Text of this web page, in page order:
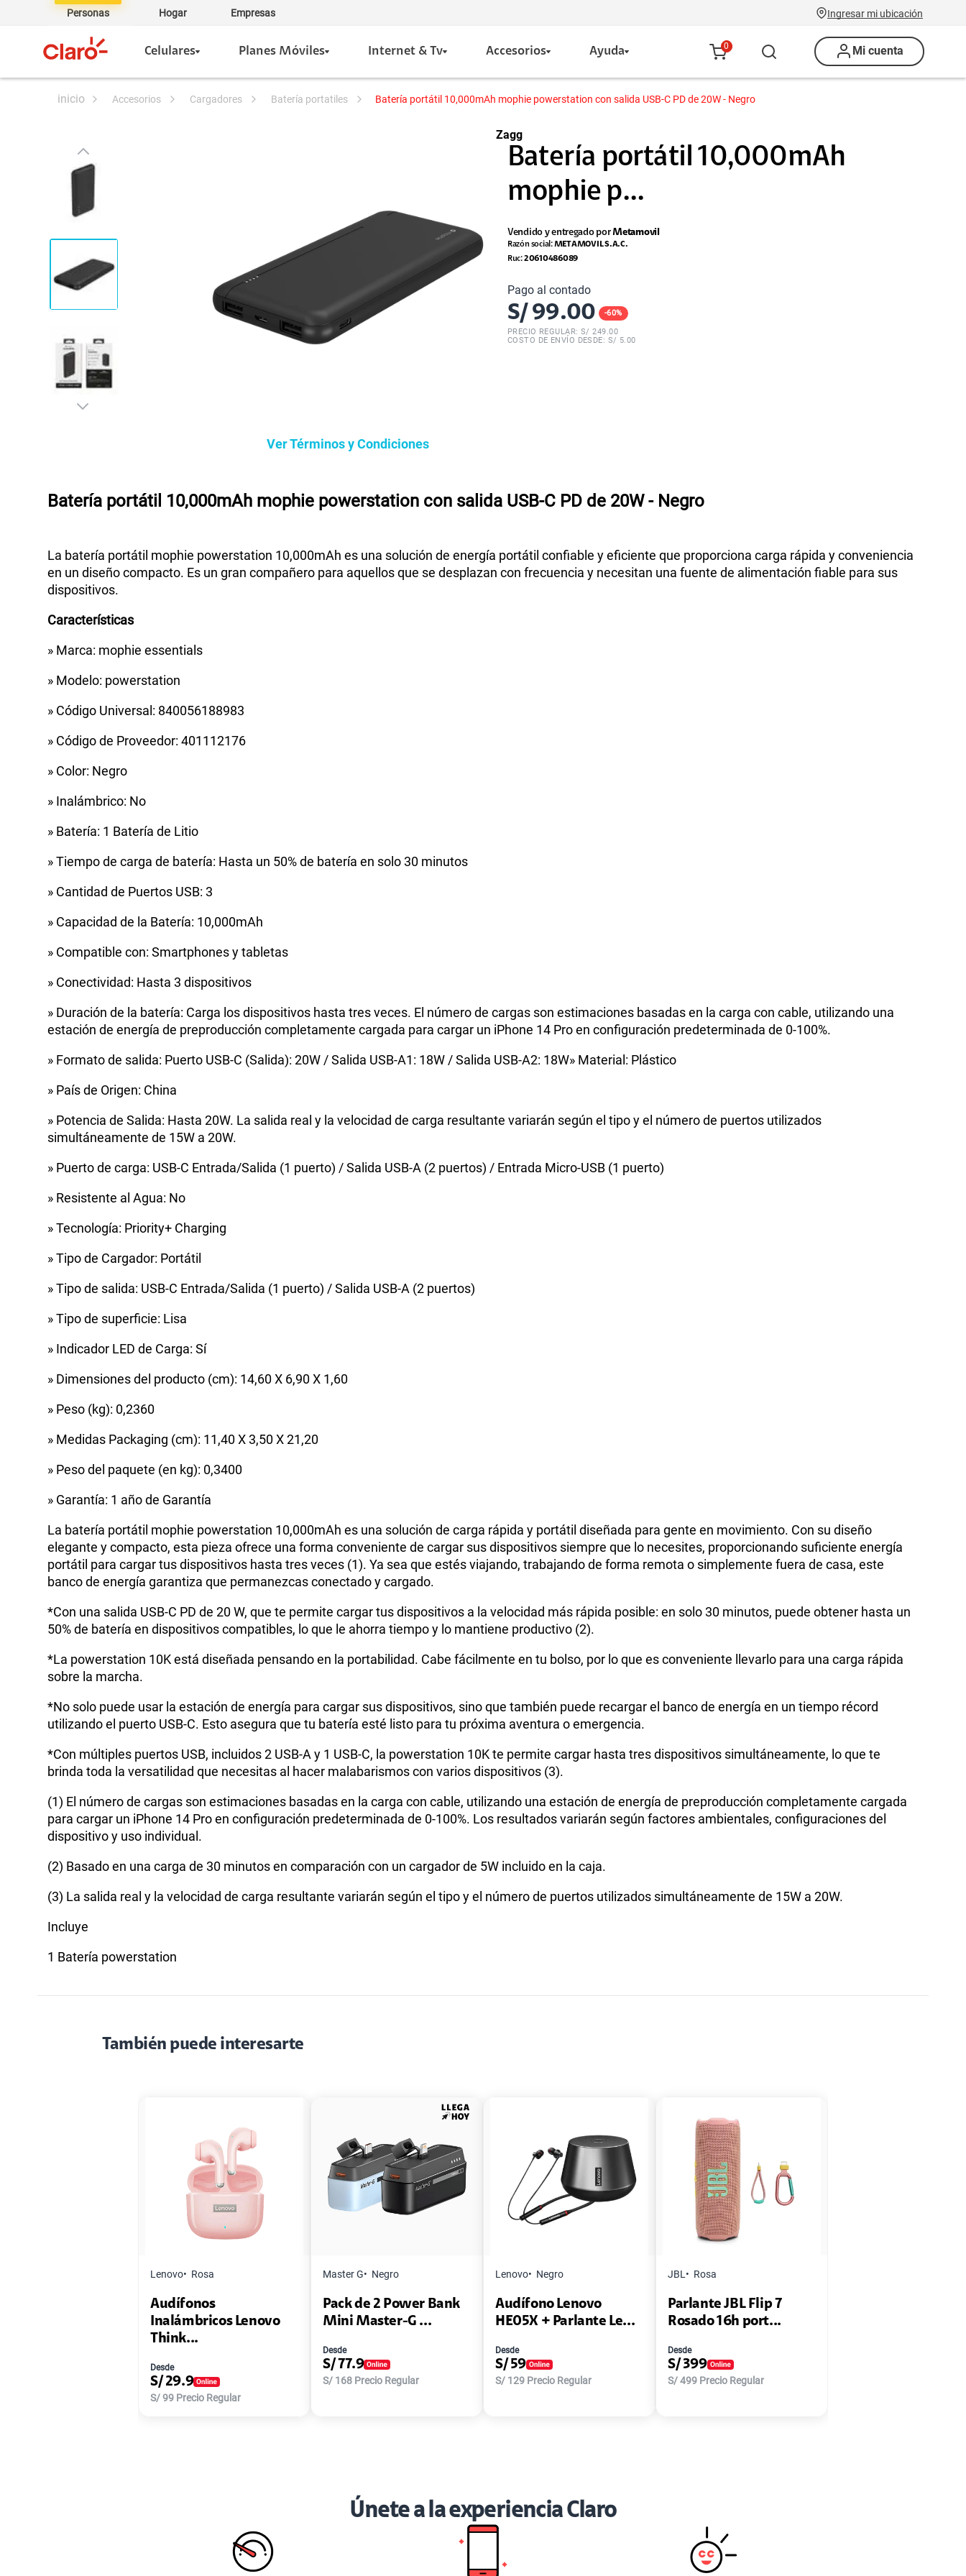
Personas Hogar Empresas Ingresar mi ubicación
Celulares Planes Móviles Internet & Tv Accesorios Ayuda 0 Mi cuenta
accesorios cargadores batería portatiles Batería portátil 10,000mAh mophie powerstation con salida USB-C PD de 20W - Negro
Ver Términos y Condiciones
Zagg
Batería portátil 10,000mAh
mophie p...
Vendido y entregado porMetamovil
Razón social:METAMOVIL S.A.C.
Ruc:20610486089
Pago al contado
S/ 99.00 -60%
PRECIO REGULAR: S/249.00
COSTO DE ENVÍO DESDE: S/ 5.00
Batería portátil 10,000mAh mophie powerstation con salida USB-C PD de 20W - Negro
La batería portátil mophie powerstation 10,000mAh es una solución de energía portátil confiable y eficiente que proporciona carga rápida y conveniencia
en un diseño compacto. Es un gran compañero para aquellos que se desplazan con frecuencia y necesitan una fuente de alimentación fiable para sus
dispositivos.
Características
» Marca: mophie essentials
» Modelo: powerstation
» Código Universal: 840056188983
» Código de Proveedor: 401112176
» Color: Negro
» Inalámbrico: No
» Batería: 1 Batería de Litio
» Tiempo de carga de batería: Hasta un 50% de batería en solo 30 minutos
» Cantidad de Puertos USB: 3
» Capacidad de la Batería: 10,000mAh
» Compatible con: Smartphones y tabletas
» Conectividad: Hasta 3 dispositivos
» Duración de la batería: Carga los dispositivos hasta tres veces. El número de cargas son estimaciones basadas en la carga con cable, utilizando una
estación de energía de preproducción completamente cargada para cargar un iPhone 14 Pro en configuración predeterminada de 0-100%.
» Formato de salida: Puerto USB-C (Salida): 20W / Salida USB-A1: 18W / Salida USB-A2: 18W» Material: Plástico
» País de Origen: China
» Potencia de Salida: Hasta 20W. La salida real y la velocidad de carga resultante variarán según el tipo y el número de puertos utilizados
simultáneamente de 15W a 20W.
» Puerto de carga: USB-C Entrada/Salida (1 puerto) / Salida USB-A (2 puertos) / Entrada Micro-USB (1 puerto)
» Resistente al Agua: No
» Tecnología: Priority+ Charging
» Tipo de Cargador: Portátil
» Tipo de salida: USB-C Entrada/Salida (1 puerto) / Salida USB-A (2 puertos)
» Tipo de superficie: Lisa
» Indicador LED de Carga: Sí
» Dimensiones del producto (cm): 14,60 X 6,90 X 1,60
» Peso (kg): 0,2360
» Medidas Packaging (cm): 11,40 X 3,50 X 21,20
» Peso del paquete (en kg): 0,3400
» Garantía: 1 año de Garantía
La batería portátil mophie powerstation 10,000mAh es una solución de carga rápida y portátil diseñada para gente en movimiento. Con su diseño
elegante y compacto, esta pieza ofrece una forma conveniente de cargar sus dispositivos siempre que lo necesites, proporcionando suficiente energía
portátil para cargar tus dispositivos hasta tres veces (1). Ya sea que estés viajando, trabajando de forma remota o simplemente fuera de casa, este
banco de energía garantiza que permanezcas conectado y cargado.
*Con una salida USB-C PD de 20 W, que te permite cargar tus dispositivos a la velocidad más rápida posible: en solo 30 minutos, puede obtener hasta un
50% de batería en dispositivos compatibles, lo que le ahorra tiempo y lo mantiene productivo (2).
*La powerstation 10K está diseñada pensando en la portabilidad. Cabe fácilmente en tu bolso, por lo que es conveniente llevarlo para una carga rápida
sobre la marcha.
*No solo puede usar la estación de energía para cargar sus dispositivos, sino que también puede recargar el banco de energía en un tiempo récord
utilizando el puerto USB-C. Esto asegura que tu batería esté listo para tu próxima aventura o emergencia.
*Con múltiples puertos USB, incluidos 2 USB-A y 1 USB-C, la powerstation 10K te permite cargar hasta tres dispositivos simultáneamente, lo que te
brinda toda la versatilidad que necesitas al hacer malabarismos con varios dispositivos (3).
(1) El número de cargas son estimaciones basadas en la carga con cable, utilizando una estación de energía de preproducción completamente cargada
para cargar un iPhone 14 Pro en configuración predeterminada de 0-100%. Los resultados variarán según factores ambientales, configuraciones del
dispositivo y uso individual.
(2) Basado en una carga de 30 minutos en comparación con un cargador de 5W incluido en la caja.
(3) La salida real y la velocidad de carga resultante variarán según el tipo y el número de puertos utilizados simultáneamente de 15W a 20W.
Incluye
1 Batería powerstation
También puede interesarte
Lenovo Rosa
Audífonos
Inalámbricos Lenovo
Think...
Desde
S/ 29.9
S/99 Precio Regular
Master G Negro
Pack de 2 Power Bank
Mini Master-G ...
Desde
S/77.9
S/ 168 Precio Regular
Lenovo Negro
Audífono Lenovo
HE05X + Parlante Le...
Desde
S/ 59
S/ 129 Precio Regular
JBL Rosa
Parlante JBL Flip 7
Rosado 16h port...
Desde
S/ 399
S/499 Precio Regular
Únete a la experiencia Claro